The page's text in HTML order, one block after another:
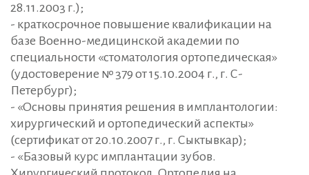
28.11.2003 г.);
- краткосрочное повышение квалификации на
базе Военно-медицинской академии по
специальности «стоматология ортопедическая»
(удостоверение № 379 от 15.10.2004 г., г. С-
Петербург);
- «Основы принятия решения в имплантологии:
хирургический и ортопедический аспекты»
(сертификат от 20.10.2007 г., г. Сыктывкар);
- «Базовый курс имплантации зубов.